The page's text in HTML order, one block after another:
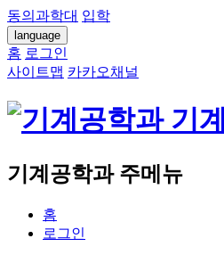
동의과학대 입학
language
홈 로그인
사이트맵 카카오채널
기
기계공학과 주메뉴
홈
로그인